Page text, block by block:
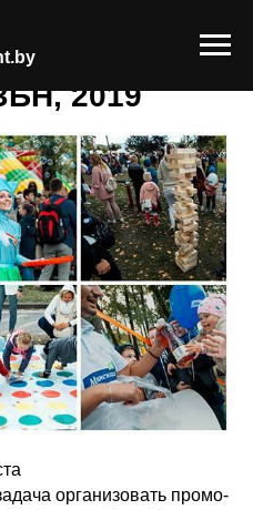
2019
организовать промо-